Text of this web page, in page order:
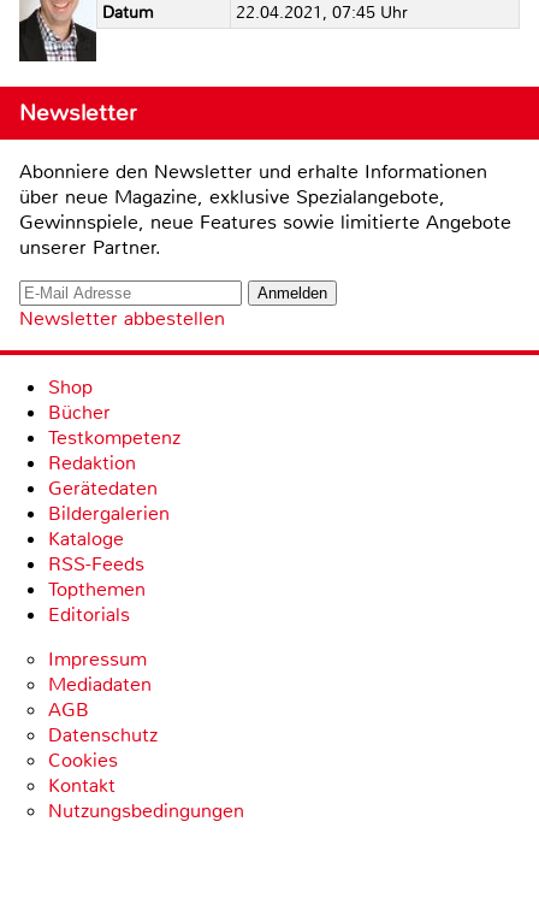
Datum
22.04.2021, 07:45 Uhr
Newsletter
Abonniere den Newsletter und erhalte Informationen
über neue Magazine, exklusive Spezialangebote,
Gewinnspiele, neue Features sowie limitierte Angebote
unserer Partner.
Newsletter abbestellen
Shop
Bücher
Testkompetenz
Redaktion
Gerätedaten
Bildergalerien
Kataloge
RSS-Feeds
Topthemen
Editorials
Impressum
Mediadaten
AGB
Datenschutz
Cookies
Kontakt
Nutzungsbedingungen